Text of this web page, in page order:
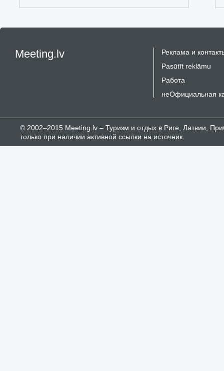
Meeting.lv
Реклама и
Pasūtīt reklāmu
Работа
неОфициальная
© 2002–2015 Meeting.lv – Туризм и отдых в Риге, Латвии,
только при наличии активной ссылки на источник.